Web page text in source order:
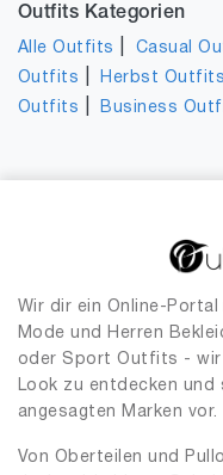
Outfits Kategorien
Alle Outfits Casual
Outfits
Herbst Outfits
Outfits
Business
Wir dir ein Online-
Mode und Herren
oder Sport Outfits - wir
Look zu entdecken
angesagten Marken vor.
Von Oberteilen und